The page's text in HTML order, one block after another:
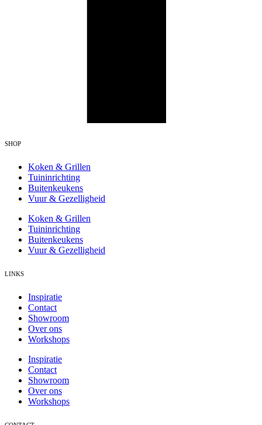
SHOP
Koken & Grillen
Tuininrichting
Buitenkeukens
Vuur & Gezelligheid
Koken & Grillen
Tuininrichting
Buitenkeukens
Vuur & Gezelligheid
LINKS
Inspiratie
Contact
Showroom
Over ons
Workshops
Inspiratie
Contact
Showroom
Over ons
Workshops